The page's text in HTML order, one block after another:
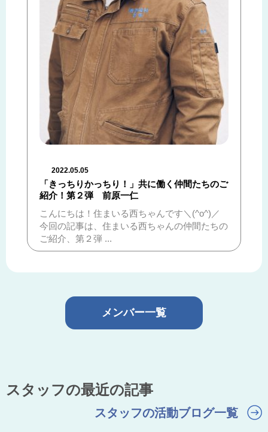
2022.05.05
「きっちりかっちり！」共に働く仲間たちのご
紹介！第２弾 前原一仁
こんにちは！住まいる西ちゃんです＼(^o^)／
今回の記事は、住まいる西ちゃんの仲間たちの
ご紹介、第２弾 ...
メンバー一覧
スタッフの最近の記事
スタッフの活動ブログ一覧